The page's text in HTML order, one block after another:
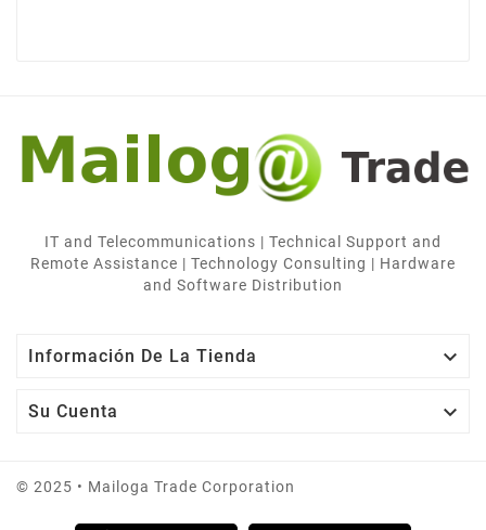
IT and Telecommunications | Technical Support and
Remote Assistance | Technology Consulting | Hardware
and Software Distribution
Información De La Tienda 
Su Cuenta 
© 2025 • Mailoga Trade Corporation